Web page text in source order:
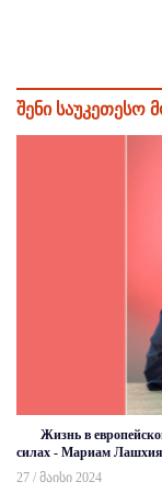
შენი საუკეთესო
Жизнь в
силах - Мариам Лашхия
27 / მაისი 2024